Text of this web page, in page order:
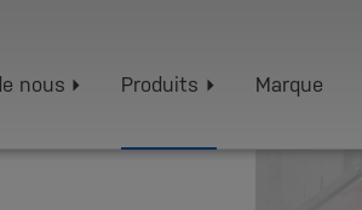
nous Produits Marque